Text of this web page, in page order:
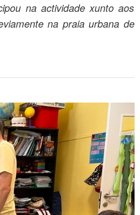
na actividade xunto aos
na praia urbana de